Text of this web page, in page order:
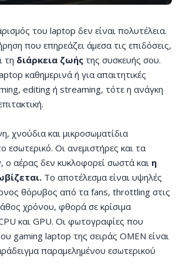
του laptop δεν είναι πολυτέλεια.
που επηρεάζει άμεσα τις επιδόσεις,
τη διάρκεια ζωής της συσκευής σου.
καθημερινά ή για απαιτητικές
editing ή streaming, τότε η ανάγκη
χνούδια και μικροσωματίδια
εσωτερικό. Οι ανεμιστήρες και τα
αέρας δεν κυκλοφορεί σωστά και η
Το αποτέλεσμα είναι υψηλές
θόρυβος από τα fans, throttling στις
χρόνου, φθορά σε κρίσιμα
και GPU. Οι φωτογραφίες που
gaming laptop της σειράς OMEN είναι
παραμελημένου εσωτερικού